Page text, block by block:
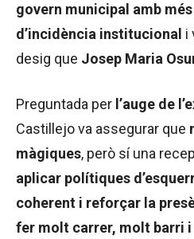
govern municipal amb
d’incidència institucional i
desig que Josep Maria
Preguntada per l’auge de
Castillejo va assegurar que
màgiques, però sí una
aplicar polítiques
coherent i reforçar la
fer molt carrer, molt barri